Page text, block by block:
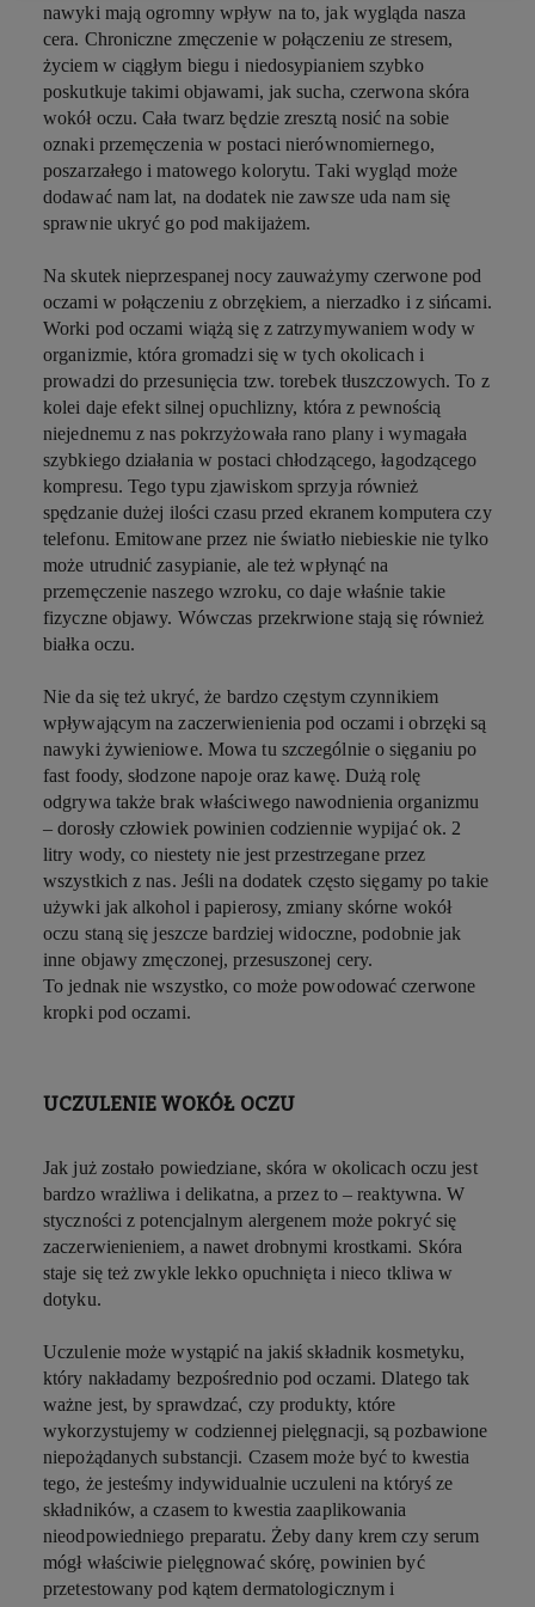
nawyki mają ogromny wpływ na to, jak wygląda nasza
cera. Chroniczne zmęczenie w połączeniu ze stresem,
życiem w ciągłym biegu i niedosypianiem szybko
poskutkuje takimi objawami, jak sucha, czerwona skóra
wokół oczu. Cała twarz będzie zresztą nosić na sobie
oznaki przemęczenia w postaci nierównomiernego,
poszarzałego i matowego kolorytu. Taki wygląd może
dodawać nam lat, na dodatek nie zawsze uda nam się
sprawnie ukryć go pod makijażem.
Na skutek nieprzespanej nocy zauważymy czerwone pod
oczami w połączeniu z obrzękiem, a nierzadko i z sińcami.
Worki pod oczami wiążą się z zatrzymywaniem wody w
organizmie, która gromadzi się w tych okolicach i
prowadzi do przesunięcia tzw. torebek tłuszczowych. To z
kolei daje efekt silnej opuchlizny, która z pewnością
niejednemu z nas pokrzyżowała rano plany i wymagała
szybkiego działania w postaci chłodzącego, łagodzącego
kompresu. Tego typu zjawiskom sprzyja również
spędzanie dużej ilości czasu przed ekranem komputera czy
telefonu. Emitowane przez nie światło niebieskie nie tylko
może utrudnić zasypianie, ale też wpłynąć na
przemęczenie naszego wzroku, co daje właśnie takie
fizyczne objawy. Wówczas przekrwione stają się również
białka oczu.
Nie da się też ukryć, że bardzo częstym czynnikiem
wpływającym na zaczerwienienia pod oczami i obrzęki są
nawyki żywieniowe. Mowa tu szczególnie o sięganiu po
fast foody, słodzone napoje oraz kawę. Dużą rolę
odgrywa także brak właściwego nawodnienia organizmu
– dorosły człowiek powinien codziennie wypijać ok. 2
litry wody, co niestety nie jest przestrzegane przez
wszystkich z nas. Jeśli na dodatek często sięgamy po takie
używki jak alkohol i papierosy, zmiany skórne wokół
oczu staną się jeszcze bardziej widoczne, podobnie jak
inne objawy zmęczonej, przesuszonej cery.
To jednak nie wszystko, co może powodować czerwone
kropki pod oczami.
UCZULENIE WOKÓŁ OCZU
Jak już zostało powiedziane, skóra w okolicach oczu jest
bardzo wrażliwa i delikatna, a przez to – reaktywna. W
styczności z potencjalnym alergenem może pokryć się
zaczerwienieniem, a nawet drobnymi krostkami. Skóra
staje się też zwykle lekko opuchnięta i nieco tkliwa w
dotyku.
Uczulenie może wystąpić na jakiś składnik kosmetyku,
który nakładamy bezpośrednio pod oczami. Dlatego tak
ważne jest, by sprawdzać, czy produkty, które
wykorzystujemy w codziennej pielęgnacji, są pozbawione
niepożądanych substancji. Czasem może być to kwestia
tego, że jesteśmy indywidualnie uczuleni na któryś ze
składników, a czasem to kwestia zaaplikowania
nieodpowiedniego preparatu. Żeby dany krem czy serum
mógł właściwie pielęgnować skórę, powinien być
przetestowany pod kątem dermatologicznym i